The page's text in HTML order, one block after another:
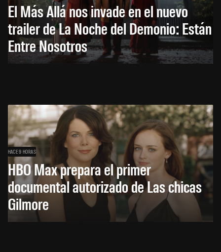
El Más Allá nos invade en el nuevo
trailer de La Noche del Demonio: Están
Entre Nosotros
HACE 9 HORAS
HBO Max prepara el primer
documental autorizado de Las chicas
Gilmore